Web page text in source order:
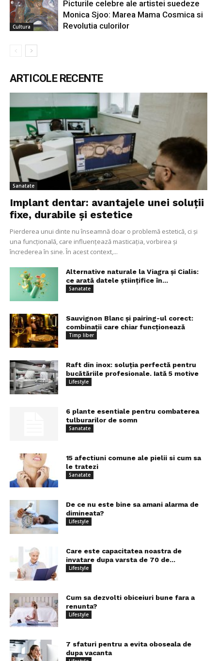
Cultura
Picturile celebre ale artistei suedeze
Monica Sjoo: Marea Mama Cosmica si
Revolutia culorilor
ARTICOLE RECENTE
Sanatate
Implant dentar: avantajele unei soluții
fixe, durabile și estetice
Pierderea unui dinte nu înseamnă doar o problemă estetică, ci și
una funcțională, care influențează masticația, vorbirea și
încrederea în sine. În acest context,...
Alternative naturale la Viagra și Cialis:
ce arată datele științifice în...
Sanatate
Sauvignon Blanc și pairing-ul corect:
combinații care chiar funcționează
Timp liber
Raft din inox: soluția perfectă pentru
bucătăriile profesionale. Iată 5 motive
Lifestyle
6 plante esentiale pentru combaterea
tulburarilor de somn
Sanatate
15 afectiuni comune ale pielii si cum sa
le tratezi
Sanatate
De ce nu este bine sa amani alarma de
dimineata?
Lifestyle
Care este capacitatea noastra de
invatare dupa varsta de 70 de...
Lifestyle
Cum sa dezvolti obiceiuri bune fara a
renunta?
Lifestyle
7 sfaturi pentru a evita oboseala de
dupa vacanta